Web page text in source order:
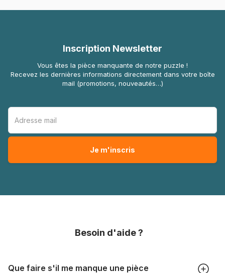
Inscription Newsletter
Vous êtes la pièce manquante de notre puzzle !
Recevez les dernières informations directement dans votre boîte
mail (promotions, nouveautés…)
Besoin d'aide ?
Que faire s'il me manque une pièce